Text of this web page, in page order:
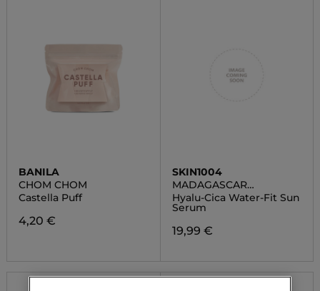
BANILA
CHOM CHOM
Castella Puff
4,20 €
SKIN1004
MADAGASCAR
CENTELLA
Hyalu-Cica Water-Fit Sun
Serum
19,99 €